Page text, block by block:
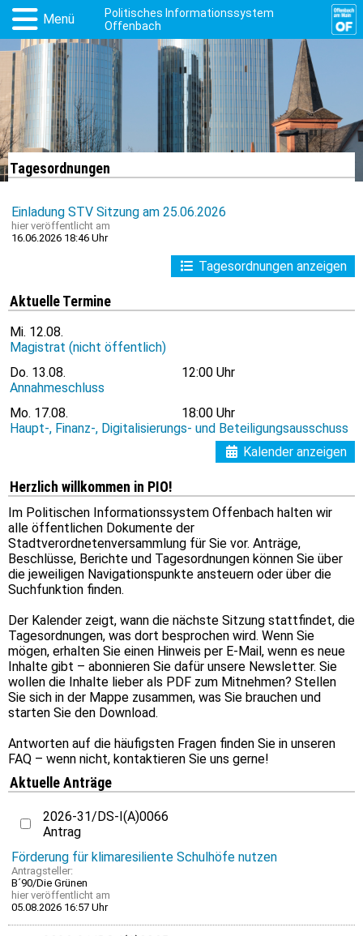
Menü
Politisches Informationssystem
Offenbach
Tagesordnungen
Einladung STV Sitzung am 25.06.2026
hier veröffentlicht am
16.06.2026 18:46 Uhr
Tagesordnungen anzeigen
Aktuelle Termine
Mi. 12.08.
Magistrat (nicht öffentlich)
Do. 13.08.
12:00 Uhr
Annahmeschluss
Mo. 17.08.
18:00 Uhr
Haupt-, Finanz-, Digitalisierungs- und Beteiligungsausschuss
Kalender anzeigen
Herzlich willkommen in PIO!
Im Politischen Informationssystem Offenbach halten wir
alle öffentlichen Dokumente der
Stadtverordnetenversammlung für Sie vor. Anträge,
Beschlüsse, Berichte und Tagesordnungen können Sie über
die jeweiligen Navigationspunkte ansteuern oder über die
Suchfunktion finden.
Der Kalender zeigt, wann die nächste Sitzung stattfindet, die
Tagesordnungen, was dort besprochen wird. Wenn Sie
mögen, erhalten Sie einen Hinweis per E-Mail, wenn es neue
Inhalte gibt – abonnieren Sie dafür unsere Newsletter. Sie
wollen die Inhalte lieber als PDF zum Mitnehmen? Stellen
Sie sich in der Mappe zusammen, was Sie brauchen und
starten Sie den Download.
Antworten auf die häufigsten Fragen finden Sie in unseren
FAQ – wenn nicht, kontaktieren Sie uns gerne!
Aktuelle Anträge
2026-31/DS-I(A)0066
Antrag
Förderung für klimaresiliente Schulhöfe nutzen
Antragsteller:
B´90/Die Grünen
hier veröffentlicht am
05.08.2026 16:57 Uhr